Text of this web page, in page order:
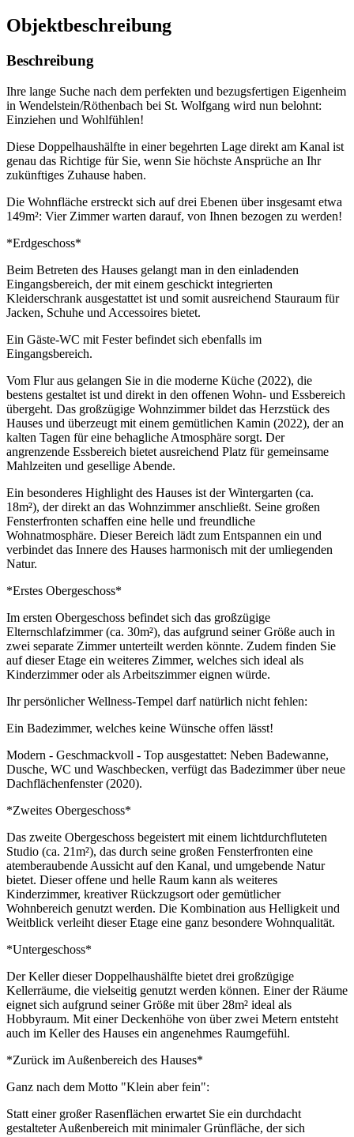
Objekt­beschreibung
Beschreibung
Ihre lange Suche nach dem perfekten und bezugsfertigen Eigenheim
in Wendelstein/Röthenbach bei St. Wolfgang wird nun belohnt:
Einziehen und Wohlfühlen!
Diese Doppelhaushälfte in einer begehrten Lage direkt am Kanal ist
genau das Richtige für Sie, wenn Sie höchste Ansprüche an Ihr
zukünftiges Zuhause haben.
Die Wohnfläche erstreckt sich auf drei Ebenen über insgesamt etwa
149m²: Vier Zimmer warten darauf, von Ihnen bezogen zu werden!
*Erdgeschoss*
Beim Betreten des Hauses gelangt man in den einladenden
Eingangsbereich, der mit einem geschickt integrierten
Kleiderschrank ausgestattet ist und somit ausreichend Stauraum für
Jacken, Schuhe und Accessoires bietet.
Ein Gäste-WC mit Fester befindet sich ebenfalls im
Eingangsbereich.
Vom Flur aus gelangen Sie in die moderne Küche (2022), die
bestens gestaltet ist und direkt in den offenen Wohn- und Essbereich
übergeht. Das großzügige Wohnzimmer bildet das Herzstück des
Hauses und überzeugt mit einem gemütlichen Kamin (2022), der an
kalten Tagen für eine behagliche Atmosphäre sorgt. Der
angrenzende Essbereich bietet ausreichend Platz für gemeinsame
Mahlzeiten und gesellige Abende.
Ein besonderes Highlight des Hauses ist der Wintergarten (ca.
18m²), der direkt an das Wohnzimmer anschließt. Seine großen
Fensterfronten schaffen eine helle und freundliche
Wohnatmosphäre. Dieser Bereich lädt zum Entspannen ein und
verbindet das Innere des Hauses harmonisch mit der umliegenden
Natur.
*Erstes Obergeschoss*
Im ersten Obergeschoss befindet sich das großzügige
Elternschlafzimmer (ca. 30m²), das aufgrund seiner Größe auch in
zwei separate Zimmer unterteilt werden könnte. Zudem finden Sie
auf dieser Etage ein weiteres Zimmer, welches sich ideal als
Kinderzimmer oder als Arbeitszimmer eignen würde.
Ihr persönlicher Wellness-Tempel darf natürlich nicht fehlen:
Ein Badezimmer, welches keine Wünsche offen lässt!
Modern - Geschmackvoll - Top ausgestattet: Neben Badewanne,
Dusche, WC und Waschbecken, verfügt das Badezimmer über neue
Dachflächenfenster (2020).
*Zweites Obergeschoss*
Das zweite Obergeschoss begeistert mit einem lichtdurchfluteten
Studio (ca. 21m²), das durch seine großen Fensterfronten eine
atemberaubende Aussicht auf den Kanal, und umgebende Natur
bietet. Dieser offene und helle Raum kann als weiteres
Kinderzimmer, kreativer Rückzugsort oder gemütlicher
Wohnbereich genutzt werden. Die Kombination aus Helligkeit und
Weitblick verleiht dieser Etage eine ganz besondere Wohnqualität.
*Untergeschoss*
Der Keller dieser Doppelhaushälfte bietet drei großzügige
Kellerräume, die vielseitig genutzt werden können. Einer der Räume
eignet sich aufgrund seiner Größe mit über 28m² ideal als
Hobbyraum. Mit einer Deckenhöhe von über zwei Metern entsteht
auch im Keller des Hauses ein angenehmes Raumgefühl.
*Zurück im Außenbereich des Hauses*
Ganz nach dem Motto "Klein aber fein":
Statt einer großer Rasenflächen erwartet Sie ein durchdacht
gestalteter Außenbereich mit minimaler Grünfläche, der sich